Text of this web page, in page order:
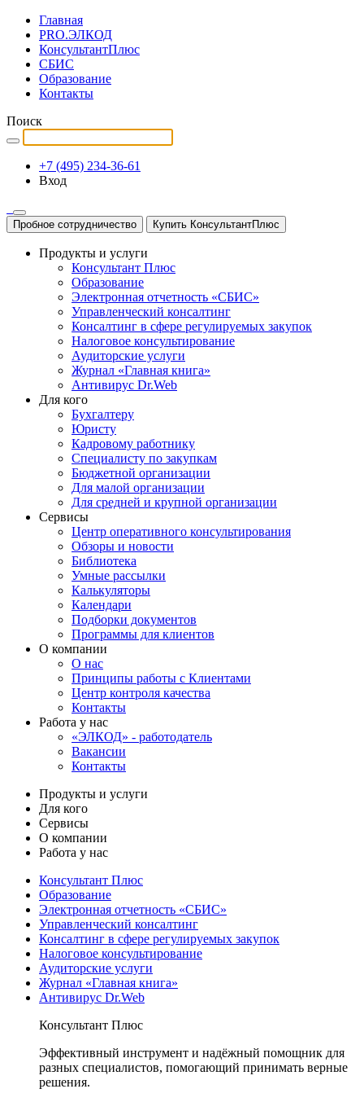
Главная
PRO.ЭЛКОД
КонсультантПлюс
СБИС
Образование
Контакты
Поиск
+7 (495) 234-36-61
Вход
Пробное сотрудничество Купить КонсультантПлюс
Продукты и услуги
Консультант Плюс
Образование
Электронная отчетность «СБИС»
Управленческий консалтинг
Консалтинг в сфере регулируемых закупок
Налоговое консультирование
Аудиторские услуги
Журнал «Главная книга»
Антивирус Dr.Web
Для кого
Бухгалтеру
Юристу
Кадровому работнику
Специалисту по закупкам
Бюджетной организации
Для малой организации
Для средней и крупной организации
Сервисы
Центр оперативного консультирования
Обзоры и новости
Библиотека
Умные рассылки
Калькуляторы
Календари
Подборки документов
Программы для клиентов
О компании
О нас
Принципы работы с Клиентами
Центр контроля качества
Контакты
Работа у нас
«ЭЛКОД» - работодатель
Вакансии
Контакты
Продукты и услуги
Для кого
Сервисы
О компании
Работа у нас
Консультант Плюс
Образование
Электронная отчетность «СБИС»
Управленческий консалтинг
Консалтинг в сфере регулируемых закупок
Налоговое консультирование
Аудиторские услуги
Журнал «Главная книга»
Антивирус Dr.Web
Консультант Плюс
Эффективный инструмент и надёжный помощник для
разных специалистов, помогающий принимать верные
решения.